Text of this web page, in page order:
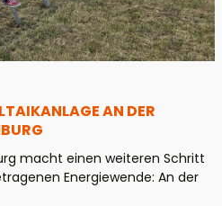
AN DER
macht einen weiteren Schritt
Energiewende: An der